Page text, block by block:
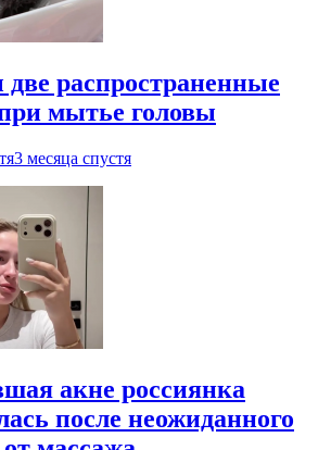
распространенные
мытье головы
3 месяца спустя
акне россиянка
после неожиданного